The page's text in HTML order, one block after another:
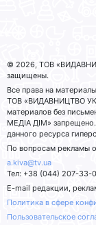
© 2026, ТОВ
защищены.
Все права на
ТОВ «ВИДАВНИЦТВО
материалов без
МЕДІА ДІМ»
данного ресурса
По вопросам рекламы
a.kiva@tv.ua
Тел: +38 (044) 207-
E-mail редакции,
Политика в сфере
Пользовательское